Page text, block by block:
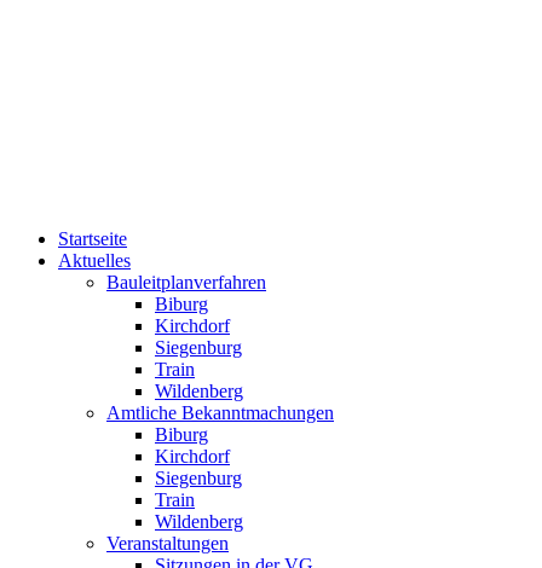
Startseite
Aktuelles
Bauleitplanverfahren
Biburg
Kirchdorf
Siegenburg
Train
Wildenberg
Amtliche Bekanntmachungen
Biburg
Kirchdorf
Siegenburg
Train
Wildenberg
Veranstaltungen